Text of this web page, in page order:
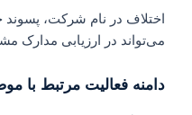
اختلاف در نام شرکت، پسوند
می‌تواند در ارزیابی مدارک
دامنه فعالیت مرتبط با